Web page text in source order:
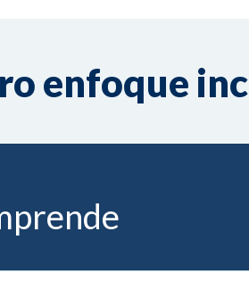
enfoque